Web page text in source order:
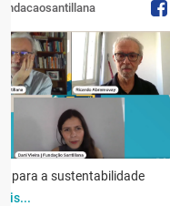
para a sustentabilidade